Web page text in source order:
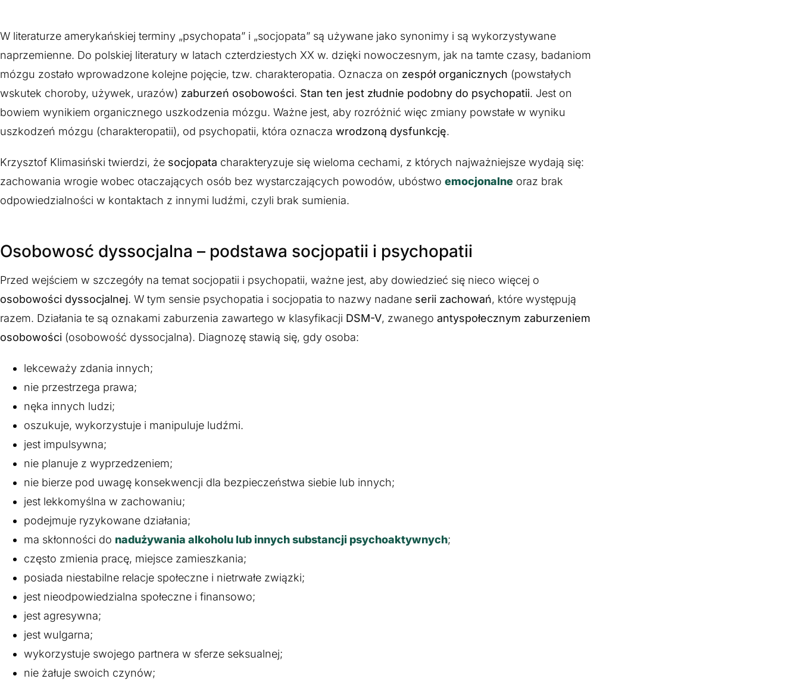
W literaturze amerykańskiej terminy „psychopata” i „socjopata” są używane jako synonimy i są wykorzystywane
naprzemienne. Do polskiej literatury w latach czterdziestych XX w. dzięki nowoczesnym, jak na tamte czasy, badaniom
mózgu zostało wprowadzone kolejne pojęcie, tzw. charakteropatia. Oznacza on zespół organicznych (powstałych
wskutek choroby, używek, urazów) zaburzeń osobowości. Stan ten jest złudnie podobny do psychopatii. Jest on
bowiem wynikiem organicznego uszkodzenia mózgu. Ważne jest, aby rozróżnić więc zmiany powstałe w wyniku
uszkodzeń mózgu (charakteropatii), od psychopatii, która oznacza wrodzoną dysfunkcję.
Krzysztof Klimasiński twierdzi, że socjopata charakteryzuje się wieloma cechami, z których najważniejsze wydają się:
zachowania wrogie wobec otaczających osób bez wystarczających powodów, ubóstwo emocjonalne oraz brak
odpowiedzialności w kontaktach z innymi ludźmi, czyli brak sumienia.
Osobowosć dyssocjalna – podstawa socjopatii i psychopatii
Przed wejściem w szczegóły na temat socjopatii i psychopatii, ważne jest, aby dowiedzieć się nieco więcej o
osobowości dyssocjalnej. W tym sensie psychopatia i socjopatia to nazwy nadane serii zachowań, które występują
razem. Działania te są oznakami zaburzenia zawartego w klasyfikacji DSM-V, zwanego antyspołecznym zaburzeniem
osobowości (osobowość dyssocjalna). Diagnozę stawią się, gdy osoba:
lekceważy zdania innych;
nie przestrzega prawa;
nęka innych ludzi;
oszukuje, wykorzystuje i manipuluje ludźmi.
jest impulsywna;
nie planuje z wyprzedzeniem;
nie bierze pod uwagę konsekwencji dla bezpieczeństwa siebie lub innych;
jest lekkomyślna w zachowaniu;
podejmuje ryzykowane działania;
ma skłonności do nadużywania alkoholu lub innych substancji psychoaktywnych;
często zmienia pracę, miejsce zamieszkania;
posiada niestabilne relacje społeczne i nietrwałe związki;
jest nieodpowiedzialna społeczne i finansowo;
jest agresywna;
jest wulgarna;
wykorzystuje swojego partnera w sferze seksualnej;
nie żałuje swoich czynów;